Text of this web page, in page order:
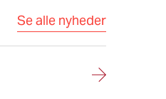
Se alle nyheder